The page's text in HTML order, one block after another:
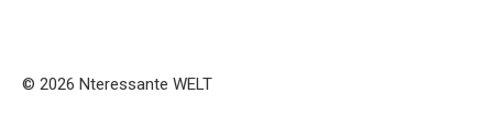
© 2026 Nteressante WELT